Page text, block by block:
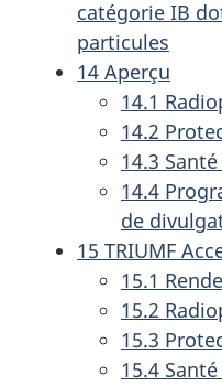
catégorie IB
particules
14 Aperçu
14.1
14.2
14.3
14.4
de
15 TRIUMF
15.1
15.2
15.3
15.4